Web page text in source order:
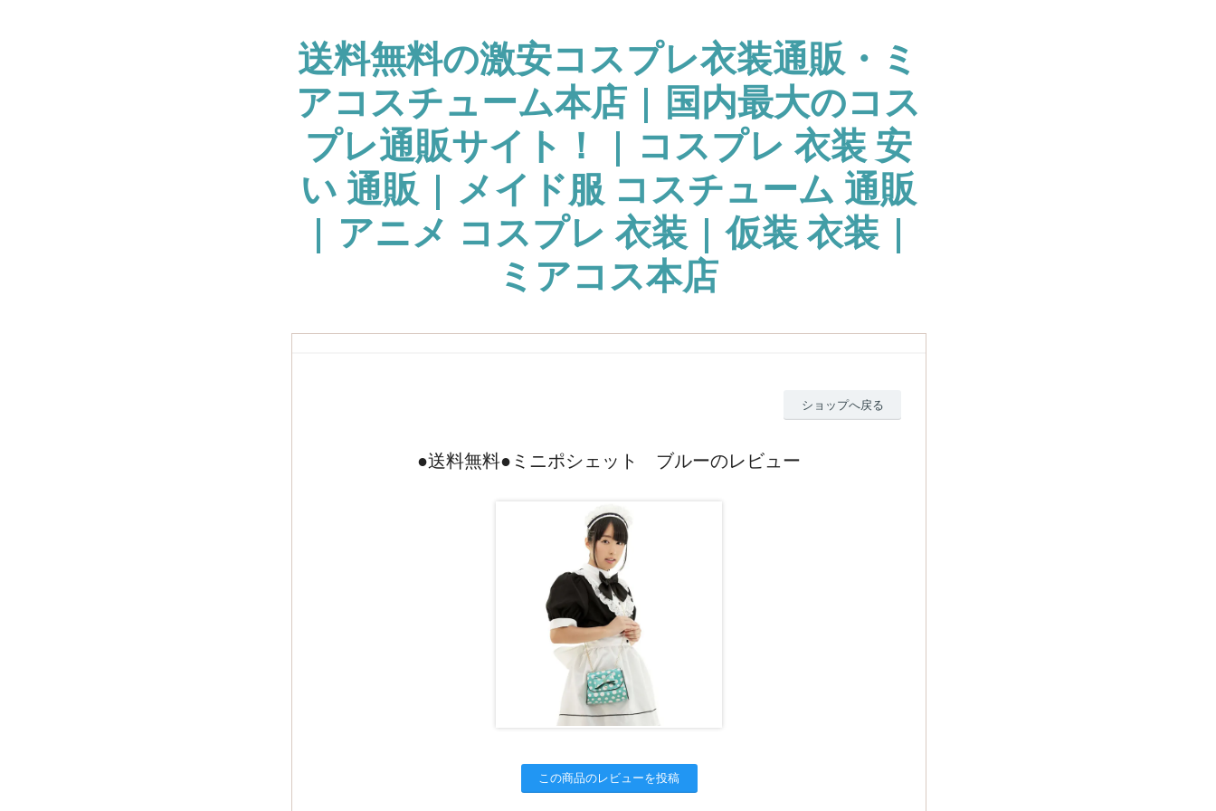
送料無料の激安コスプレ衣装通販・ミ
アコスチューム本店 | 国内最大のコス
プレ通販サイト！ | コスプレ 衣装 安
い 通販 | メイド服 コスチューム 通販
| アニメ コスプレ 衣装 | 仮装 衣装 |
ミアコス本店
ショップへ戻る
●送料無料●ミニポシェット ブルーのレビュー
この商品のレビューを投稿